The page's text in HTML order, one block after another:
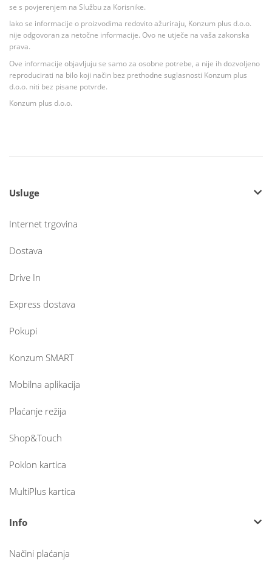
se s povjerenjem na Službu za Korisnike.
Iako se informacije o proizvodima redovito ažuriraju, Konzum plus d.o.o.
nije odgovoran za netočne informacije. Ovo ne utječe na vaša zakonska
prava.
Ove informacije objavljuju se samo za osobne potrebe, a nije ih dozvoljeno
reproducirati na bilo koji način bez prethodne suglasnosti Konzum plus
d.o.o. niti bez pisane potvrde.
Konzum plus d.o.o.
Usluge
Internet trgovina
Dostava
Drive In
Express dostava
Pokupi
Konzum SMART
Mobilna aplikacija
Plaćanje režija
Shop&Touch
Poklon kartica
MultiPlus kartica
Info
Načini plaćanja